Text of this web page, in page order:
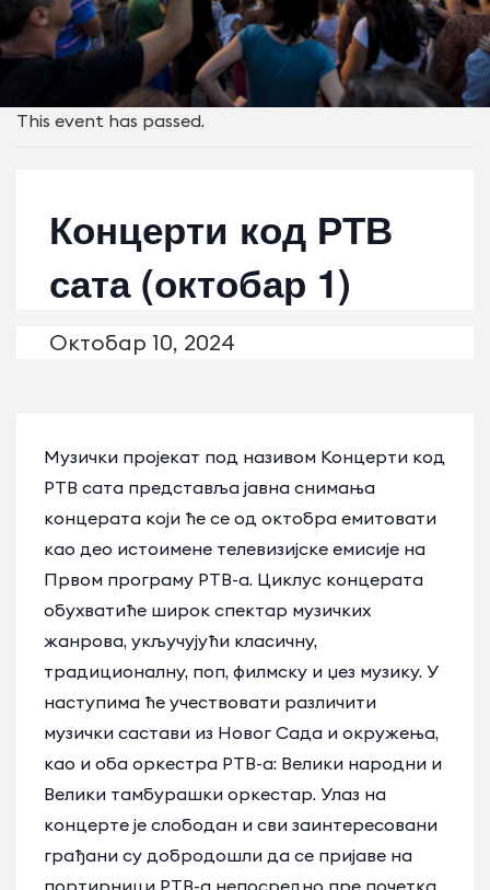
This event has passed.
Концерти код РТВ
сата (октобар 1)
Октобар 10, 2024
Музички пројекат под називом Концерти код
РТВ сата представља јавна снимања
концерата који ће се од октобра емитовати
као део истоимене телевизијске емисије на
Првом програму РТВ-а. Циклус концерата
обухватиће широк спектар музичких
жанрова, укључујући класичну,
традиционалну, поп, филмску и џез музику. У
наступима ће учествовати различити
музички састави из Новог Сада и окружења,
као и оба оркестра РТВ-а: Велики народни и
Велики тамбурашки оркестар. Улаз на
концерте је слободан и сви заинтересовани
грађани су добродошли да се пријаве на